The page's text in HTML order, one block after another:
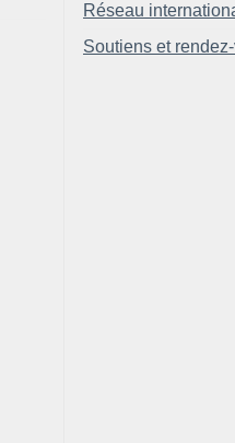
Réseau
Soutiens et